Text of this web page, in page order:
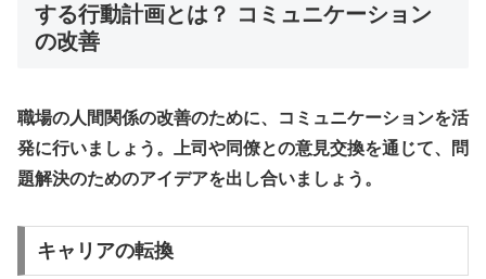
する行動計画とは？ コミュニケーション
の改善
職場の人間関係の改善のために、コミュニケーションを活
発に行いましょう。上司や同僚との意見交換を通じて、問
題解決のためのアイデアを出し合いましょう。
キャリアの転換